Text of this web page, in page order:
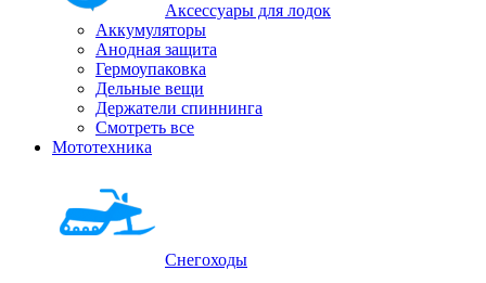
Аксессуары для лодок
Аккумуляторы
Анодная защита
Гермоупаковка
Дельные вещи
Держатели спиннинга
Смотреть все
Мототехника
Снегоходы